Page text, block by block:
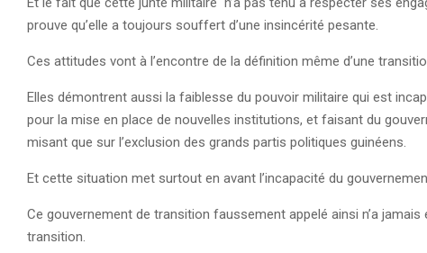
prouve qu’elle a toujours souffert d’une insincérité pesante.
Ces attitudes vont à l’encontre de la définition même d’une
Elles démontrent aussi la faiblesse du pouvoir militaire qui est
pour la mise en place de nouvelles institutions, et faisant du
misant que sur l’exclusion des grands partis politiques guinéens.
Et cette situation met surtout en avant l’incapacité du
Ce gouvernement de transition faussement appelé ainsi n’a
transition.